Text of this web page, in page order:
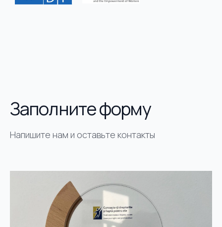
Заполните форму
Напишите нам и оставьте контакты